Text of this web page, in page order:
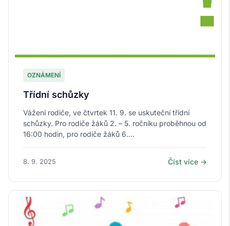
OZNÁMENÍ
Třídní schůzky
Vážení rodiče, ve čtvrtek 11. 9. se uskuteční třídní
schůzky. Pro rodiče žáků 2. – 5. ročníku proběhnou od
16:00 hodin, pro rodiče žáků 6....
8. 9. 2025 Číst více →